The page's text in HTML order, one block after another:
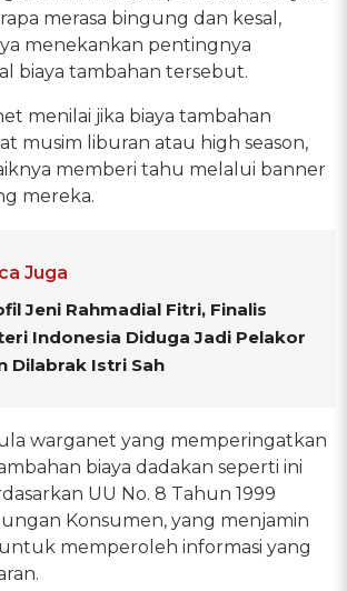
merasa bingung dan kesal,
menekankan pentingnya
biaya tambahan tersebut.
menilai jika biaya tambahan
musim liburan atau high season,
memberi tahu melalui banner
mereka.
Juga
Jeni Rahmadial Fitri, Finalis
Indonesia Diduga Jadi Pelakor
Dilabrak Istri Sah
warganet yang memperingatkan
biaya dadakan seperti ini
UU No. 8 Tahun 1999
Konsumen, yang menjamin
memperoleh informasi yang